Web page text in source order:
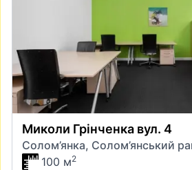
Миколи Грінченка вул. 4
Солом’янка, Солом’янський
100 м2